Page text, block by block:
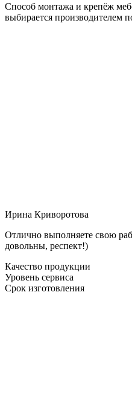
Способ монтажа и крепёж
выбирается производителем
Ирина Криворотова
Отлично выполняете свою
довольны, респект!)
Качество продукции
Уровень сервиса
Срок изготовления